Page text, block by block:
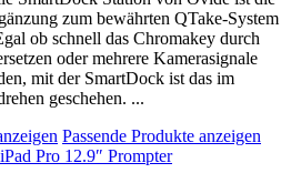
zum bewährten QTake-System
ob schnell das Chromakey durch
oder mehrere Kamerasignale
mit der SmartDock ist das im
geschehen. ...
Passende Produkte anzeigen
Pro 12.9″ Prompter